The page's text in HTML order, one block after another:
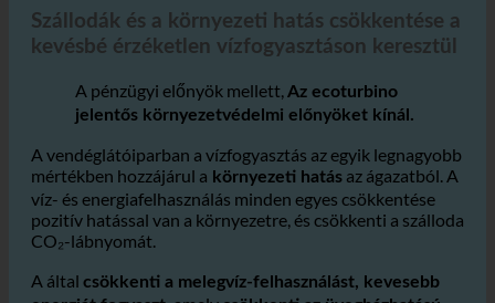
3. Szállodák és a környezeti hatások csökkentése
Szállodák és a környezeti hatás csökkentése a
kevésbé érzéketlen vízfogyasztáson keresztül
A pénzügyi előnyök mellett,
Az ecoturbino
jelentős környezetvédelmi előnyöket kínál.
A vendéglátóiparban a vízfogyasztás az egyik legnagyobb
mértékben hozzájárul akörnyezeti hatásaz ágazatból. A
víz- és energiafelhasználás minden egyes csökkentése
pozitív hatással van a környezetre, és csökkenti a szálloda
CO₂-lábnyomát.